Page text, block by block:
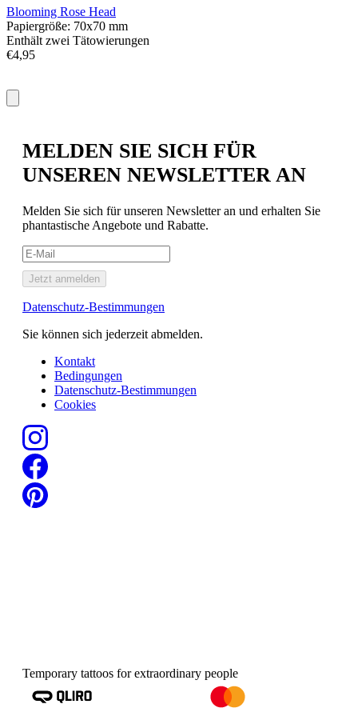
Blooming Rose Head
Papiergröße: 70x70 mm
Enthält zwei Tätowierungen
€4,95
MELDEN SIE SICH FÜR
UNSEREN NEWSLETTER AN
Melden Sie sich für unseren Newsletter an und erhalten Sie
phantastische Angebote und Rabatte.
Jetzt anmelden
Datenschutz-Bestimmungen
Sie können sich jederzeit abmelden.
Kontakt
Bedingungen
Datenschutz-Bestimmungen
Cookies
Temporary tattoos for extraordinary people